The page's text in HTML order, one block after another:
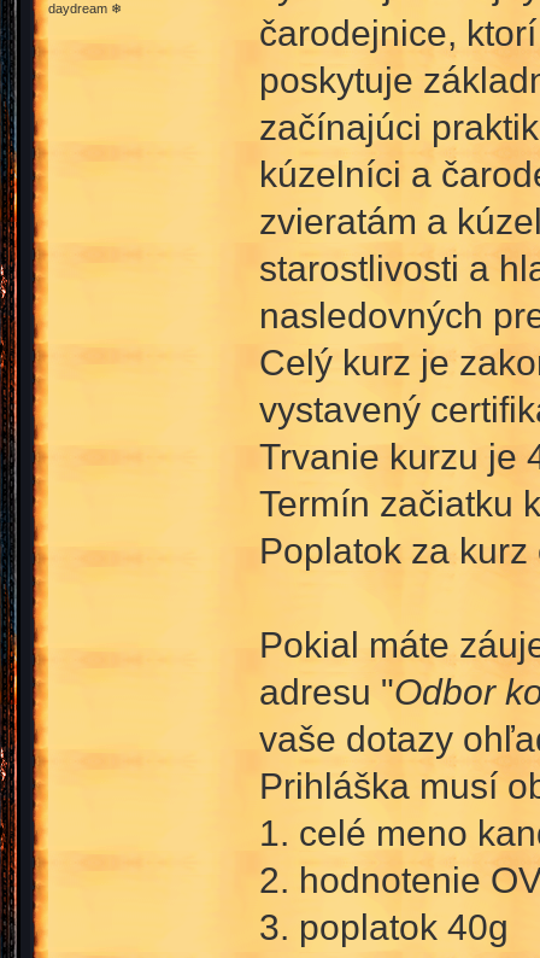
daydream ❄
čarodejnice,
poskytuje
začínajúci
kúzelníci a
zvieratám a
starostlivosti a
nasledovných
Celý kurz je
vystavený
Trvanie kurzu je
Termín začiatku
Poplatok za
Pokial máte
adresu "Odbor
vaše dotazy
Prihláška musí
1. celé meno
2. hodnotenie
3. poplatok 40g